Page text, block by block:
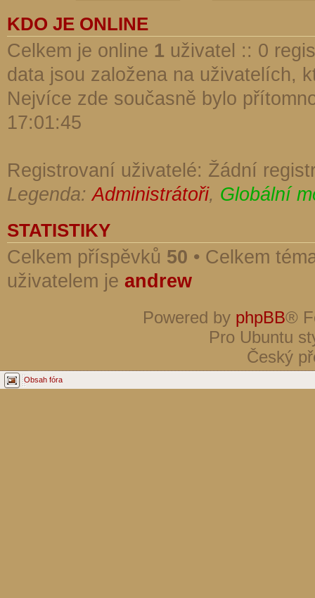
KDO JE ONLINE
Celkem je online 1 uživatel :: 0
data jsou založena na uživatelích,
Nejvíce zde současně bylo
17:01:45
Registrovaní uživatelé: Žádní
Legenda:Administrátoři, Globální
STATISTIKY
Celkem příspěvků 50 • Celkem
uživatelem je andrew
Powered by phpBB®
Pro Ubuntu
Český
Obsah fóra